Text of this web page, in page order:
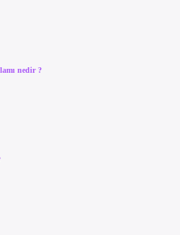
nedir ?